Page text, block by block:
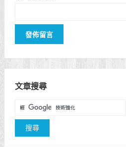
文章搜尋